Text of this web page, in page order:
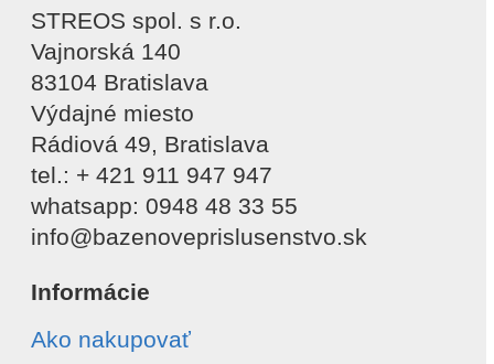
STREOS spol. s r.o.
Vajnorská 140
83104 Bratislava
Výdajné miesto
Rádiová 49, Bratislava
tel.: + 421 911 947 947
whatsapp: 0948 48 33 55
info@bazenoveprislusenstvo.sk
Informácie
Ako nakupovať